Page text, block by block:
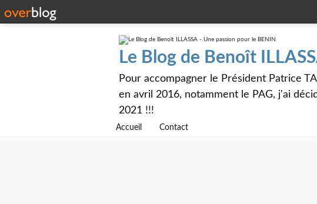
Le Blog de Benoît
Pour accompagner le Président Patrice
en avril 2016, notamment le PAG, j'ai
2021 !!!
Accueil Contact